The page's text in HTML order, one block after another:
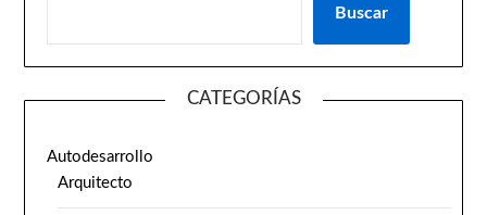
Buscar
CATEGORÍAS
Autodesarrollo
Arquitecto